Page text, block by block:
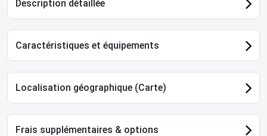
Description détaillée
Caractéristiques et équipements
Localisation géographique (Carte)
Frais supplémentaires & options